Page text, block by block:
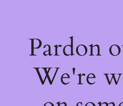
Pardon
We're